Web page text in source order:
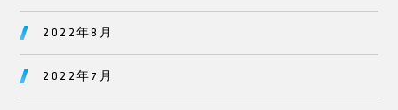
2022年8月
2022年7月